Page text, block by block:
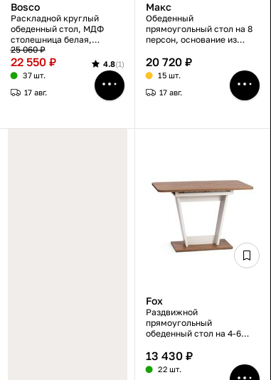
Bosco
Раскладной круглый
обеденный стол, МДФ
столешница белая,
основание из бука
коричневое,
100×75×100(130) см
25 060 ₽
22 550 ₽ 4.8(1)
37 шт.
17 авг.
Макс
Обеденный
прямоугольный стол на 8
персон, основание из
белый с натуральным
деревом, 140×80×75 см
20 720 ₽
15 шт.
17 авг.
Fox
Раздвижной
прямоугольный
обеденный стол на 4-6
канзас/пепел, 68.6×110-
145×75 см
13 430 ₽
22 шт.